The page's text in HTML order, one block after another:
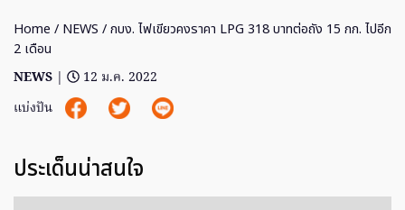
Home / NEWS / กบง. ไฟเขียวคงราคา LPG 318 บาทต่อถัง 15 กก. ไปอีก
2 เดือน
NEWS |
12 ม.ค. 2022
แบ่งปัน
ประเด็นน่าสนใจ